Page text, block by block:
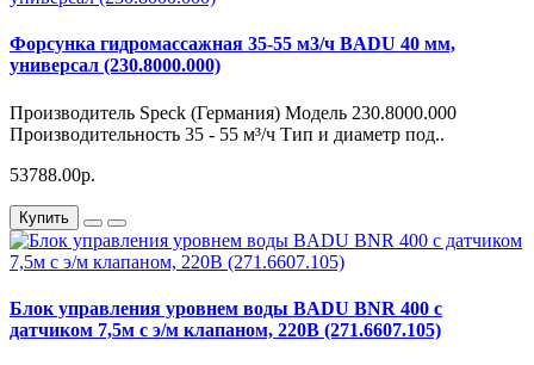
Форсунка гидромассажная 35-55 м3/ч BADU 40 мм,
универсал (230.8000.000)
Производитель Speck (Германия) Модель 230.8000.000
Производительность 35 - 55 м³/ч Тип и диаметр под..
53788.00р.
Купить
Блок управления уровнем воды BADU BNR 400 с
датчиком 7,5м с э/м клапаном, 220В (271.6607.105)